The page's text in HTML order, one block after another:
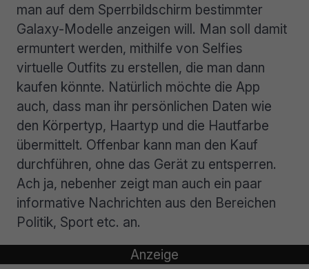
man auf dem Sperrbildschirm bestimmter
Galaxy-Modelle anzeigen will. Man soll damit
ermuntert werden, mithilfe von Selfies
virtuelle Outfits zu erstellen, die man dann
kaufen könnte. Natürlich möchte die App
auch, dass man ihr persönlichen Daten wie
den Körpertyp, Haartyp und die Hautfarbe
übermittelt. Offenbar kann man den Kauf
durchführen, ohne das Gerät zu entsperren.
Ach ja, nebenher zeigt man auch ein paar
informative Nachrichten aus den Bereichen
Politik, Sport etc. an.